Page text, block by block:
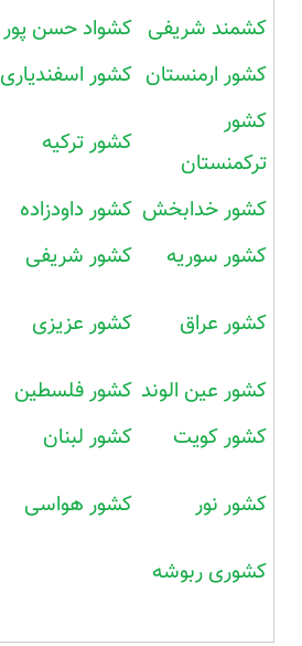
کشمند شریفی کشواد حسن پور
کشور ارمنستان کشور اسفندیاری
کشور
ترکمنستان
کشور ترکیه
کشور خدابخش کشور داودزاده
کشور سوریه
کشور شریفی
کشور عراق کشور عزیزی
کشور عین الوند کشور فلسطین
کشور کویت
کشور لبنان
کشور نور کشور هواسی
کشوری ربوشه